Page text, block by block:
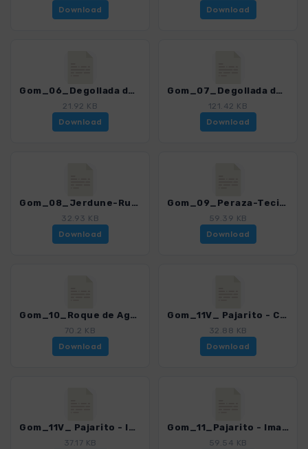
Download
Download
Gom_06_Degollada de Peraza - San Sebastián_4007_15.gpx
21.92 KB
Download
Gom_07_Degollada de Peraza - El Cabrito_4007_15.gpx
121.42 KB
Download
Gom_08_Jerdune-Runde_4007_15.gpx
32.93 KB
Download
Gom_09_Peraza-Tecina_4007_15.gpx
59.39 KB
Download
Gom_10_Roque de Agando - Santiago_4007_15.gpx
70.2 KB
Download
Gom_11V_ Pajarito - Caseta Olsen - Imada - Garajonay_4007_15.gpx
32.88 KB
Download
Gom_11V_ Pajarito - Imada - Paredes - Garajonay_4007_15.gpx
37.17 KB
Gom_11_Pajarito - Imada - Igualero - Garajonay_4007_15.gpx
59.54 KB